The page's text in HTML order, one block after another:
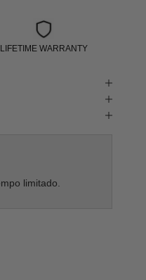
LIFETIME WARRANTY
limitado.